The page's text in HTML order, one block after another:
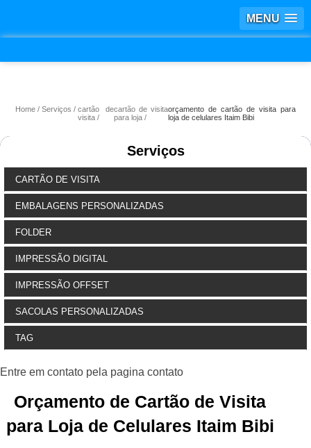
MENU
Home Serviços
cartão de
visita
cartão de visita
para loja
orçamento de cartão de visita para
loja de celulares Itaim Bibi
Serviços
CARTÃO DE VISITA
EMBALAGENS PERSONALIZADAS
FOLDER
IMPRESSÃO DIGITAL
IMPRESSÃO OFFSET
SACOLAS PERSONALIZADAS
TAG
Orçamento de Cartão de Visita
para Loja de Celulares Itaim Bibi